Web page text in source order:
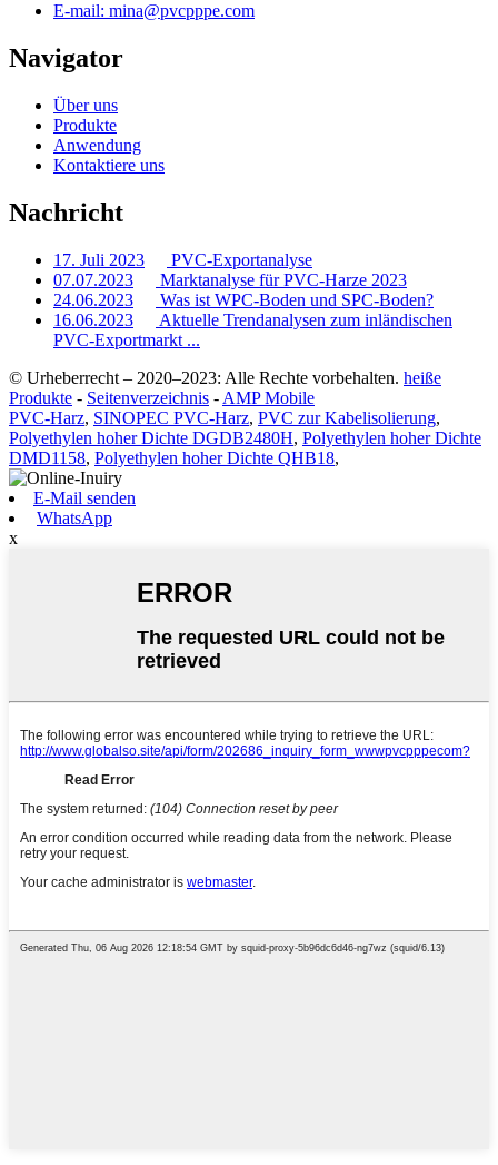
E-mail: mina@pvcpppe.com
Navigator
Über uns
Produkte
Anwendung
Kontaktiere uns
Nachricht
17. Juli 2023
PVC-Exportanalyse
07.07.2023
Marktanalyse für PVC-Harze 2023
24.06.2023
Was ist WPC-Boden und SPC-Boden?
16.06.2023
Aktuelle Trendanalysen zum inländischen
PVC-Exportmarkt ...
© Urheberrecht – 2020–2023: Alle Rechte vorbehalten. heiße
Produkte - Seitenverzeichnis - AMP Mobile
PVC-Harz, SINOPEC PVC-Harz, PVC zur Kabelisolierung,
Polyethylen hoher Dichte DGDB2480H, Polyethylen hoher Dichte
DMD1158, Polyethylen hoher Dichte QHB18,
E-Mail senden
WhatsApp
x